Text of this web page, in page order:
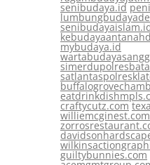
senibudaya.id
mybudaya.id
craftycutz.com
williemcginest.com
guiltybunnies.com